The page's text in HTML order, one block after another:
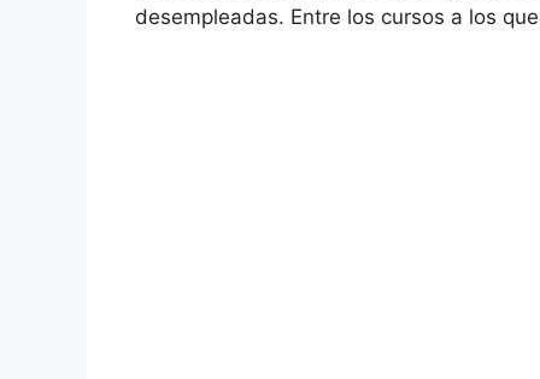
desempleadas. Entre los cursos a los